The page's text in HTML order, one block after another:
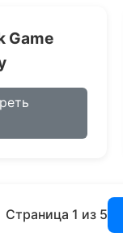
Game
Страница 1 из 5